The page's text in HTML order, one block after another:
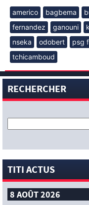
americo bagbema
fernandez
ganouni
nseka
odobert psg
tchicamboud
RECHERCHER
TITI ACTUS
8 AOÛT 2026